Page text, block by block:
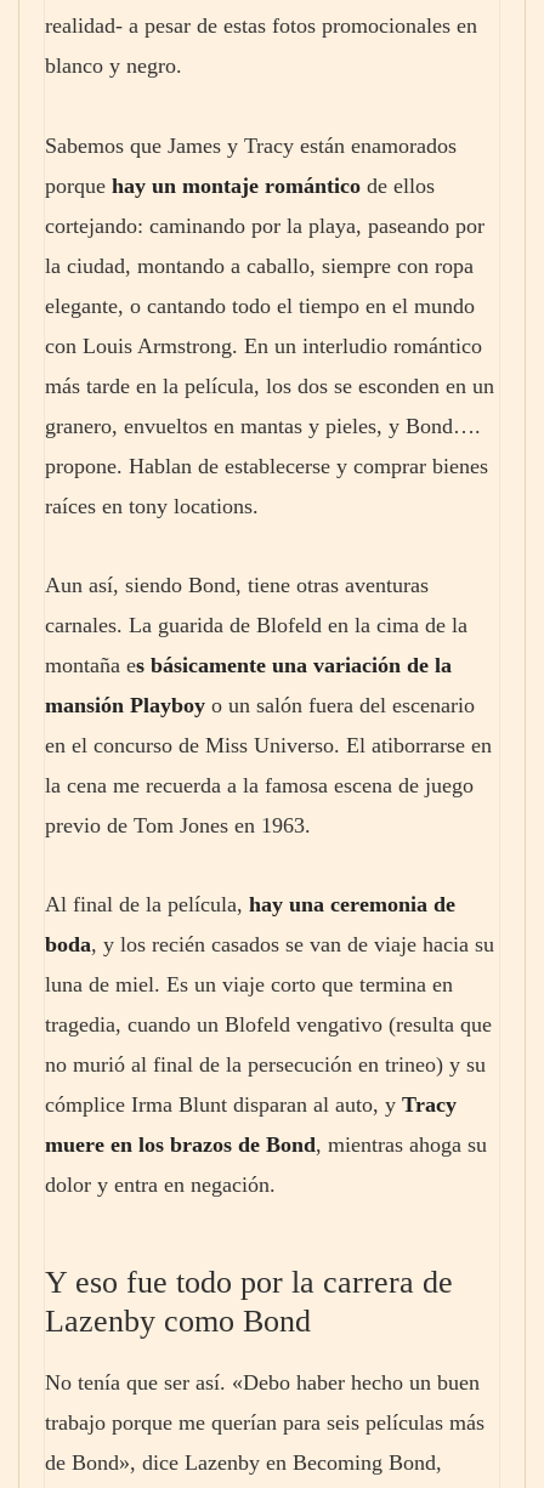
realidad- a pesar de estas fotos promocionales en
blanco y negro.
Sabemos que James y Tracy están enamorados
porque hay un montaje romántico de ellos
cortejando: caminando por la playa, paseando por
la ciudad, montando a caballo, siempre con ropa
elegante, o cantando todo el tiempo en el mundo
con Louis Armstrong. En un interludio romántico
más tarde en la película, los dos se esconden en un
granero, envueltos en mantas y pieles, y Bond….
propone. Hablan de establecerse y comprar bienes
raíces en tony locations.
Aun así, siendo Bond, tiene otras aventuras
carnales. La guarida de Blofeld en la cima de la
montaña es básicamente una variación de la
mansión Playboy o un salón fuera del escenario
en el concurso de Miss Universo. El atiborrarse en
la cena me recuerda a la famosa escena de juego
previo de Tom Jones en 1963.
Al final de la película, hay una ceremonia de
boda, y los recién casados se van de viaje hacia su
luna de miel. Es un viaje corto que termina en
tragedia, cuando un Blofeld vengativo (resulta que
no murió al final de la persecución en trineo) y su
cómplice Irma Blunt disparan al auto, y Tracy
muere en los brazos de Bond, mientras ahoga su
dolor y entra en negación.
Y eso fue todo por la carrera de
Lazenby como Bond
No tenía que ser así. «Debo haber hecho un buen
trabajo porque me querían para seis películas más
de Bond», dice Lazenby en Becoming Bond,